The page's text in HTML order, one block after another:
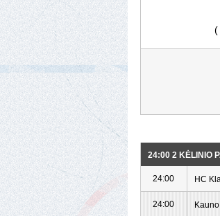
(
24:00 2 KĖLINIO
24:00 HC
24:00